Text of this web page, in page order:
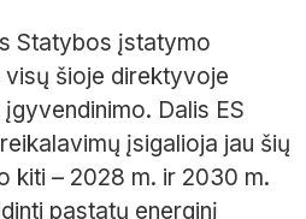
Statybos įstatymo
šioje direktyvoje
Dalis ES
įsigalioja jau šių
kiti – 2028 m. ir 2030 m.
pastatų energinį